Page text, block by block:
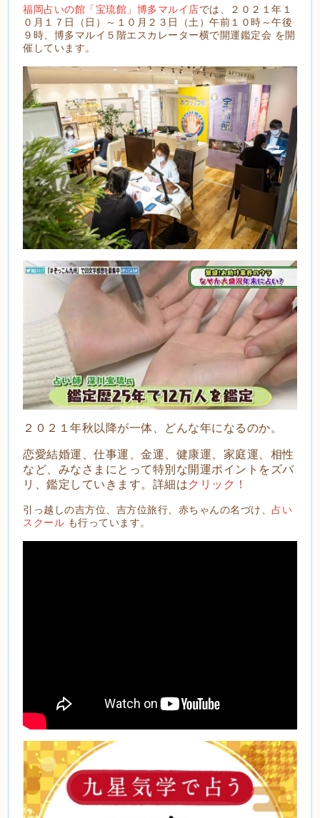
福岡占いの館「宝琉館」博多マルイ店では、２０２１年１
０月１７日（日）～１０月２３日（土）午前１０時～午後
９時、博多マルイ５階エスカレーター横で開運鑑定会 を開
催しています。
２０２１年秋以降が一体、どんな年になるのか。
恋愛結婚運、仕事運、金運、健康運、家庭運、相性
など、みなさまにとって特別な開運ポイントをズバ
リ、鑑定していきます。詳細はクリック！
引っ越しの吉方位、吉方位旅行、赤ちゃんの名づけ、占い
スクール も行っています。